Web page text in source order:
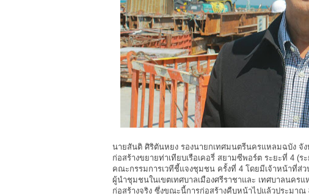
นายสันติ ศิริตันหยง รองนายกเทศมนตรีนครแหลมฉบัง จั
ก่อสร้างขยายท่าเทียบเรือเคอรี่ สยามซีพอร์ต ระยะที่ 4 (
คณะกรรมการเวทีชี้แจงชุมชน ครั้งที่ 4 โดยมีเจ้าหน้าที่ส่
ผู้นำชุมชนในเขตเทศบาลเมืองศรีราชาและ เทศบาลนค
ก่อสร้างจริง ซึ่งขณะนี้การก่อสร้างคืบหน้าไปแล้วประมาณ